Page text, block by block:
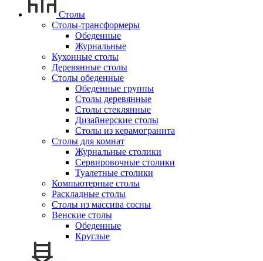
Столы
Столы-трансформеры
Обеденные
Журнальные
Кухонные столы
Деревянные столы
Столы обеденные
Обеденные группы
Столы деревянные
Столы стеклянные
Дизайнерские столы
Столы из керамогранита
Столы для комнат
Журнальные столики
Сервировочные столики
Туалетные столики
Компьютерные столы
Раскладные столы
Столы из массива сосны
Венские столы
Обеденные
Круглые